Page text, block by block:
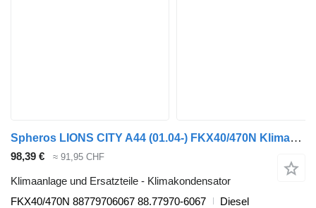
Spheros LIONS CITY A44 (01.04-) FKX40/470N Klimakondensator für MAN LIONS CITY A44 (01.04-) Bus
98,39 € ≈ 91,95 CHF
Klimaanlage und Ersatzteile - Klimakondensator
FKX40/470N 88779706067 88.77970-6067
Diesel